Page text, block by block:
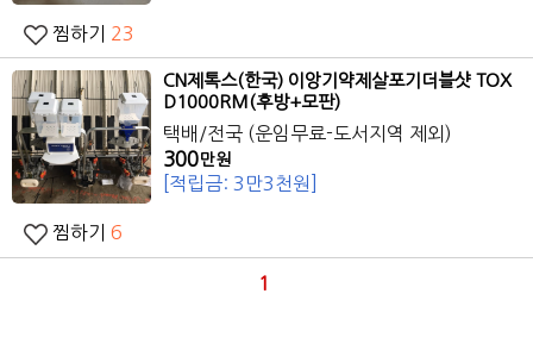
찜하기 23
CN제톡스(한국) 이앙기 약제살포기더블샷 TOX
D1000RM(후방+모판)
택배/전국 (운임무료-도서지역 제외)
300만원
[적립금: 3만3천원]
찜하기 6
1